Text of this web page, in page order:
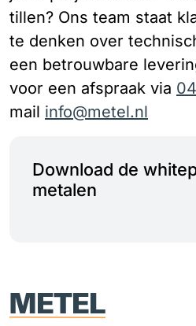
Download de
metalen
tillen? Ons team staat
te denken over
een betrouwbare
voor een afspraak via
mail info@metel.nl